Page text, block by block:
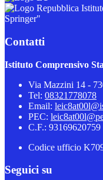
Springer"
Contatti
Istituto Comprensivo
Via Mazzini 14 -
Tel: 08321778078
Email:
PEC:
C.F.: 93169620759
Codice ufficio
Seguici su